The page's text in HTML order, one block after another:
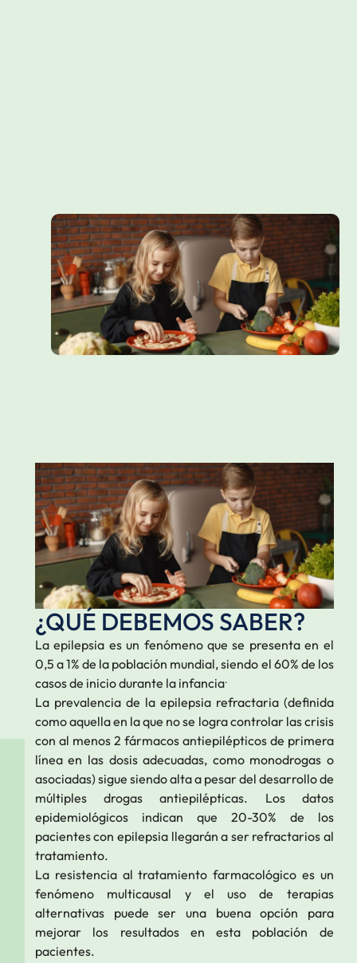
¿QUÉ DEBEMOS SABER?
La epilepsia es un fenómeno que se presenta en el
0,5 a 1% de la población mundial, siendo el 60% de los
casos de inicio durante la infancia.
La prevalencia de la epilepsia refractaria (definida
como aquella en la que no se logra controlar las crisis
con al menos 2 fármacos antiepilépticos de primera
línea en las dosis adecuadas, como monodrogas o
asociadas) sigue siendo alta a pesar del desarrollo de
múltiples drogas antiepilépticas. Los datos
epidemiológicos indican que 20-30% de los
pacientes con epilepsia llegarán a ser refractarios al
tratamiento.
La resistencia al tratamiento farmacológico es un
fenómeno multicausal y el uso de terapias
alternativas puede ser una buena opción para
mejorar los resultados en esta población de
pacientes.